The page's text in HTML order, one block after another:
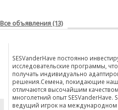
Все объявления (13)
SESVanderHave постоянно
исследовательские программы,
получать индивидуально
решения.Семена, покидающие
отличаются высочайшим
многолетний опыт SESVanderHave.
ведущий игрок на международном